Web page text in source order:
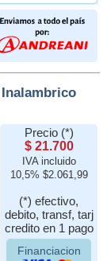
Precio (*)
$ 21.700
IVA incluido
10,5% $2.061,99
(*) efectivo,
debito, transf, tarj
credito en 1 pago
Financiacion